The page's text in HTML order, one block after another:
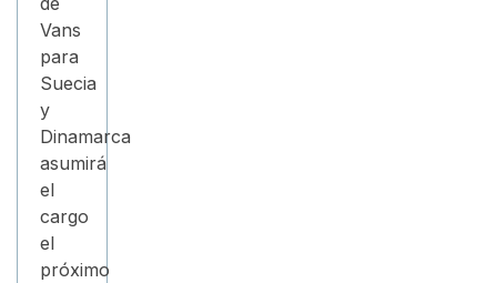
Vans
para
Suecia
y
Dinamarca
asumirá
el
cargo
el
próximo